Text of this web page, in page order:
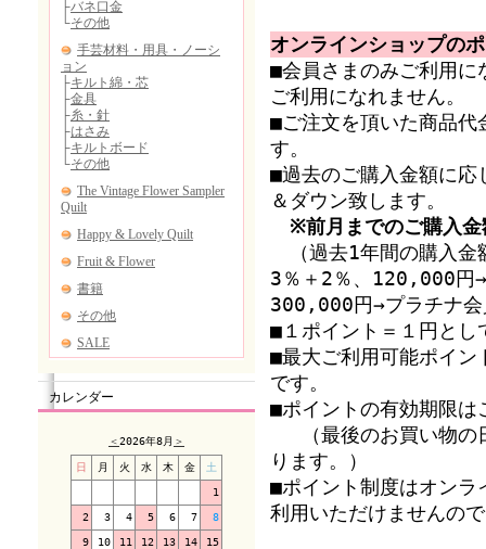
カレンダー
＜2026年8月 ＞
日 月 火 水 木 金 土
1
2 3 4 5 6 7 8
9 10 11 12 13 14 15
オンラインショップの
■会員さまのみご利用に
ご利用になれません。
■ご注文を頂いた商品代
す。
■過去のご購入金額に応
＆ダウン致します。
※前月までのご購入
（過去1年間の購入
3％＋2％、120,000円
300,000円→プラチナ会
■１ポイント＝１円とし
■最大ご利用可能ポイン
です。
■ポイントの有効期限は
（最後のお買い物の
ります。）
■ポイント制度はオン
利用いただけませんの